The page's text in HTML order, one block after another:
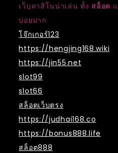
เว็บคาสิโนน่าเล่น ทั้ง สล็อต
บ่อยมาก
โจ๊กเกอร์123
https://hengjing168.wiki
https://jin55.net
slot99
slot66
สล็อตเว็บตรง
https://judhai168.co
https://bonus888.life
สล็อต888